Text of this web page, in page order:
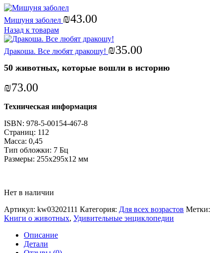
Мишуня заболел ₪43.00
Назад к товарам
Дракоша. Все любят дракошу! ₪35.00
50 животных, которые вошли в историю
₪73.00
Техническая информация
ISBN: 978-5-00154-467-8
Страниц: 112
Масса: 0,45
Тип обложки: 7 Бц
Размеры: 255x295x12 мм
Нет в наличии
Артикул: kw03202111 Категория: Для всех возрастов Метки:
Книги о животных, Удивительные энциклопедии
Описание
Детали